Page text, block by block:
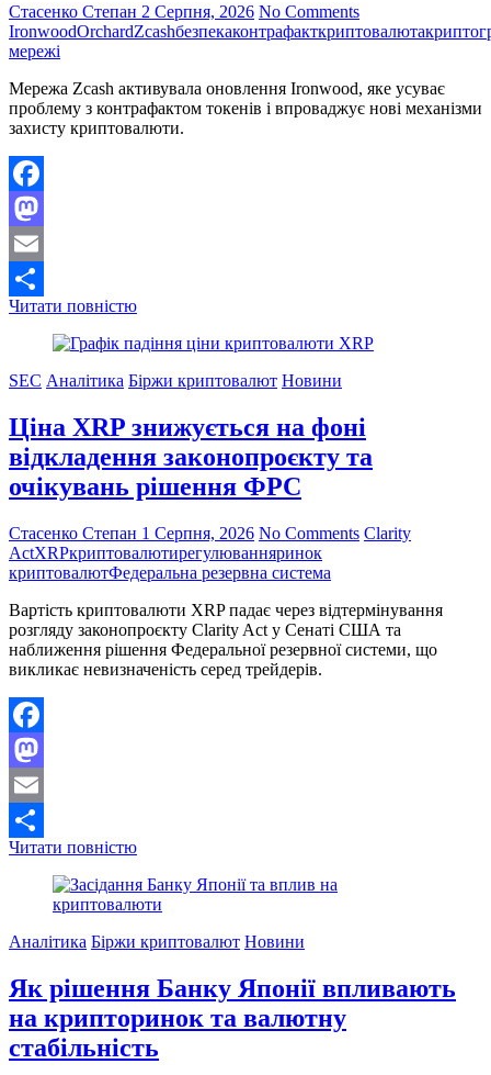
в
базовому
Стасенко Степан 2 Серпня, 2026 No Comments
IronwoodOrchardZcashбезпекаконтрафакткриптовалюта
мережі
Мережа Zcash активувала оновлення Ironwood, яке усуває
проблему з контрафактом токенів і впроваджує нові механізми
захисту криптовалюти.
Facebook
Mastodon
Email
Поділитися
Читати повністюЗахист
Zcash
після
вразливості
SEC Аналітика Біржи криптовалют Новини
Ціна XRP знижується на фоні
відкладення законопроєкту та
очікувань рішення ФРС
Стасенко Степан 1 Серпня, 2026 No Comments Clarity
ActXRPкриптовалютирегулюванняринок
криптовалютФедеральна резервна система
Вартість криптовалюти XRP падає через відтермінування
розгляду законопроєкту Clarity Act у Сенаті США та
наближення рішення Федеральної резервної системи, що
викликає невизначеність серед трейдерів.
Facebook
Mastodon
Email
Поділитися
Читати повністюЦіна
знижується
на
відкладення
та
очікувань
рішення
ФРС
Аналітика Біржи криптовалют Новини
Як рішення Банку Японії впливають
на крипторинок та валютну
стабільність